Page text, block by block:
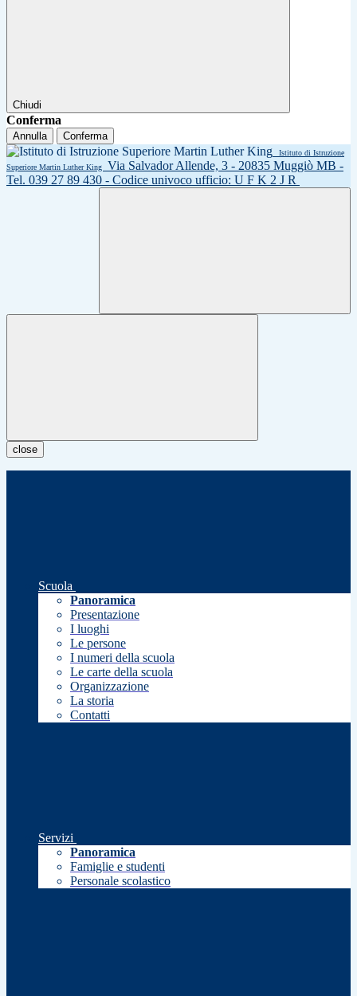
Chiudi
Conferma
Annulla Conferma
Istituto di Istruzione
Superiore Martin Luther King
Via Salvador Allende, 3 - 20835 Muggiò MB -
Tel. 039 27 89 430 - Codice univoco ufficio: U F K 2 J R
close
Scuola
Panoramica
Presentazione
I luoghi
Le persone
I numeri della scuola
Le carte della scuola
Organizzazione
La storia
Contatti
Servizi
Panoramica
Famiglie e studenti
Personale scolastico